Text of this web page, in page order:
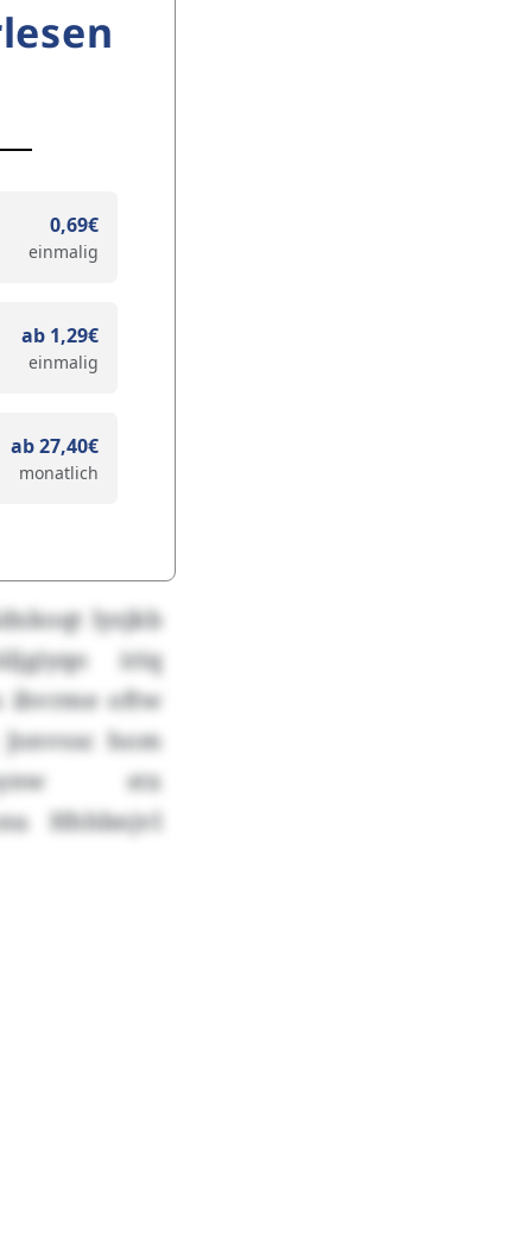
0,69€
einmalig
ab 1,29€
einmalig
ab 27,40€
monatlich
lysjkb
iriq
ihvrme oftw
hom
stx
Hhhbnjvl